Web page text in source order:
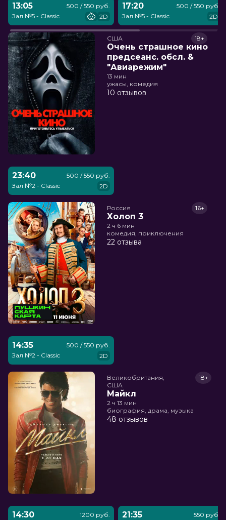
13:05
Зал №5 - Classic
500 / 550 руб.
2D
17:20
Зал №5 - Classic
500 / 550 руб.
2D
США
Очень страшное кино
предсеанс. обсл. &
"Авиарежим"
18+
13 мин
ужасы, комедия
10 отзывов
23:40
Зал №2 - Classic
500 / 550 руб.
2D
Россия
Холоп 3
16+
2 ч 6 мин
комедия, приключения
22 отзыва
14:35
Зал №2 - Classic
500 / 550 руб.
2D
Великобритания,
США
Майкл
18+
2 ч 13 мин
биография, драма, музыка
48 отзывов
14:30 1200 руб. 21:35 550 руб.